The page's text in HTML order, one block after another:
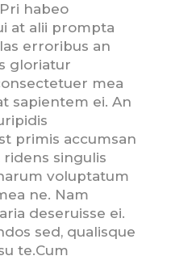
habeo
at alii prompta
erroribus an
gloriatur
mea
sapientem ei. An
primis accumsan
singulis
voluptatum
ne. Nam
deseruisse ei.
sed, qualisque
te.Cum